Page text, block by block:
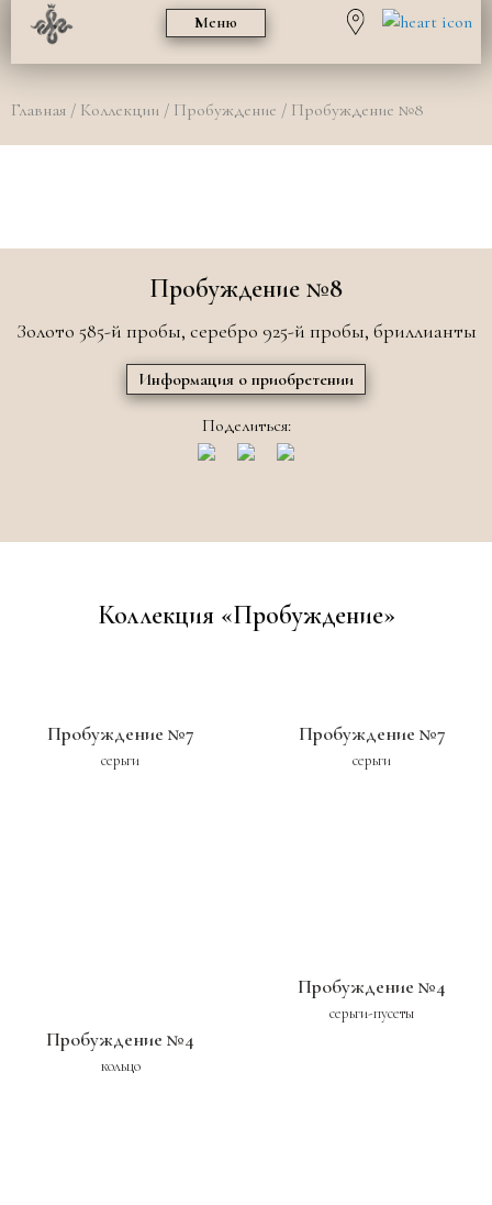
Меню
Главная / Коллекции / Пробуждение / Пробуждение №8
Пробуждение №8
Золото 585-й пробы, серебро 925-й пробы, бриллианты
Информация о приобретении
Поделиться:
Коллекция «Пробуждение»
Пробуждение №7
серьги
Пробуждение №7
серьги
Пробуждение №4
кольцо
Пробуждение №4
серьги-пусеты